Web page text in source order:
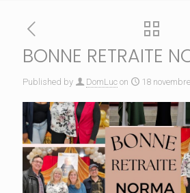
BONNE RETRAITE
Published by DomLuc on 18